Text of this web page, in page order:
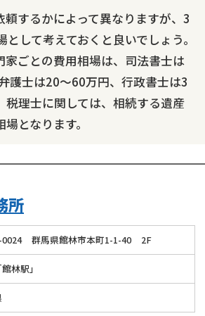
頼するかによって異なりますが、3
して考えておくと良いでしょう。
家ごとの費用相場は、司法書士は
護士は20～60万円、行政書士は3
税理士に関しては、相続する遺産
となります。
所
0024 群馬県館林市本町1-1-40 2F
林駅」